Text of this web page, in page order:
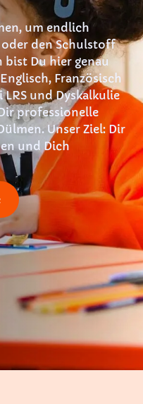
um endlich
oder den Schulstoff
Du hier genau
Französisch
und Dyskalkulie
professionelle
Unser Ziel: Dir
und Dich